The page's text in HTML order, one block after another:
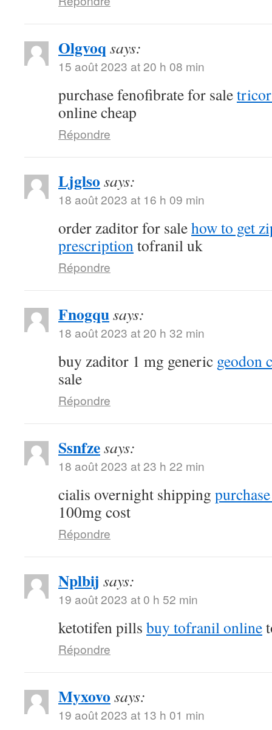
Olgvoq says:
15 août 2023 at 20 h 08 min
purchase fenofibrate for sale
online cheap
Répondre
Ljglso says:
18 août 2023 at 16 h 09 min
order zaditor for salehow to get
prescriptiontofranil uk
Répondre
Fnogqusays:
18 août 2023 at 20 h 32 min
buy zaditor 1 mg generic geodon
sale
Répondre
Ssnfzesays:
18 août 2023 at 23 h 22 min
cialis overnight shipping
100mg cost
Répondre
Nplbij says:
19 août 2023 at 0 h 52 min
ketotifen pills buy tofranil online
Répondre
Myxovo says:
19 août 2023 at 13 h 01 min